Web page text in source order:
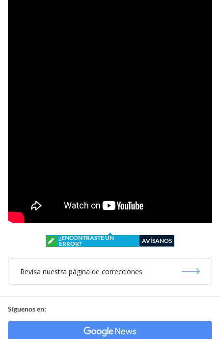
¿ENCONTRASTE UN
ERROR?
AVÍSANOS
Revisa nuestra página de correcciones
Síguenos en: